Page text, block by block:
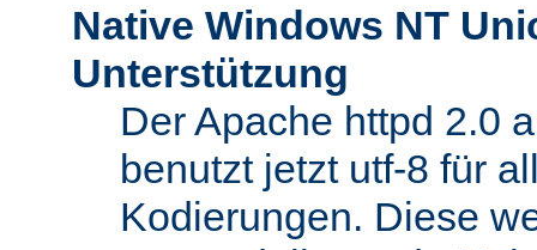
Native Windows NT
Unterstützung
Der Apache httpd 2.0
benutzt jetzt utf-8 für
Kodierungen. Diese